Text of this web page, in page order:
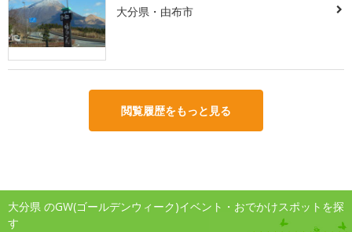
大分県・由布市
閲覧履歴をもっと見る
大分県 のGW(ゴールデンウィーク)イベント・おでかけスポットを探
す